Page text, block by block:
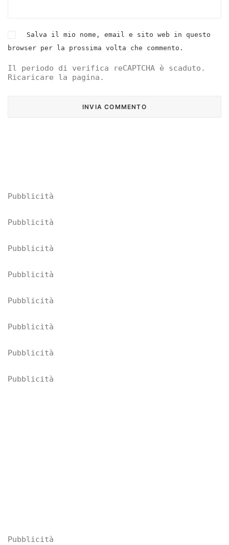
Salva il mio nome, email e sito web in questo
browser per la prossima volta che commento.
Il periodo di verifica reCAPTCHA è scaduto.
Ricaricare la pagina.
Pubblicità
Pubblicità
Pubblicità
Pubblicità
Pubblicità
Pubblicità
Pubblicità
Pubblicità
Pubblicità